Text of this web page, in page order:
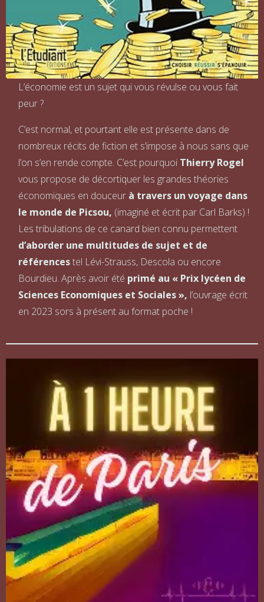
L’économie est un sujet qui vous révulse ou vous fait
peur ?
C’est normal, et pourtant elle est présente dans de
nombreux récits de fiction et s’impose à nous sans que
l’on s’en rende compte. C’est pourquoi Thierry Rogel
vous propose de décortiquer les grandes théories
économiques en douceur à travers un voyage dans
le monde de Picsou, (imaginé et écrit par Carl Barks) !
Les tribulations de ce canard bien connu permettent
d’aborder une multitudes de sujet et de
référencestel Lévi-Strauss, Descola ou encore
Bourdieu. Après avoir été primé au « Prix lycéen de
Sciences Economiques et Sociales », l’ouvrage écrit
en 2023 sors à présent au format poche !